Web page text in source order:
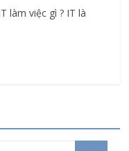
làm việc gì ? IT là